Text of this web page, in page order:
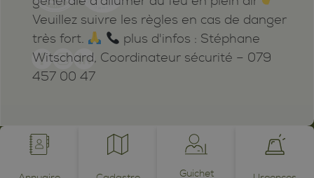
Guichet
powered by /BOOMERANG
photos by JEAN-CLAUDE ROH ©
Veuillez suivre les règles en cas de danger
très fort.
plus d'infos : Stéphane
Witschard, Coordinateur sécurité – 079
457 00 47